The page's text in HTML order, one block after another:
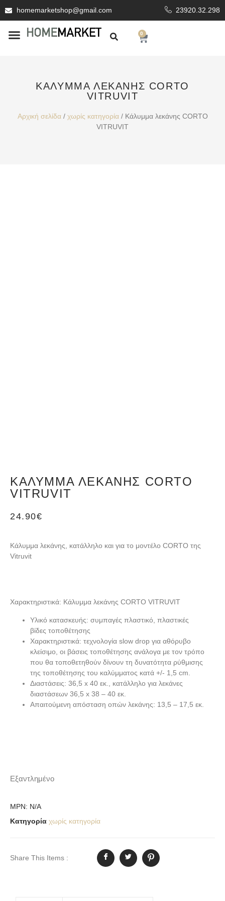
homemarketshop@gmail.com 23920.32.298
0
ΚΆΛΥΜΜΑ ΛΕΚΆΝΗΣ CORTO
VITRUVIT
Αρχική σελίδα/ χωρίς κατηγορία/ Κάλυμμα λεκάνης CORTO
VITRUVIT
ΚΆΛΥΜΜΑ ΛΕΚΆΝΗΣ CORTO
VITRUVIT
24.90€
Κάλυμμα λεκάνης, κατάλληλο και για το μοντέλο CORTO της
Vitruvit
Χαρακτηριστικά: Κάλυμμα λεκάνης CORTO VITRUVIT
Υλικό κατασκευής: συμπαγές πλαστικό, πλαστικές
βίδες τοποθέτησης
Χαρακτηριστικά: τεχνολογία slow drop για αθόρυβο
κλείσιμο, οι βάσεις τοποθέτησης ανάλογα με τον τρόπο
που θα τοποθετηθούν δίνουν τη δυνατότητα ρύθμισης
της τοποθέτησης του καλύμματος κατά +/- 1,5 cm.
Διαστάσεις: 36,5 x 40 εκ., κατάλληλο για λεκάνες
διαστάσεων 36,5 x 38 – 40 εκ.
Απαιτούμενη απόσταση οπών λεκάνης: 13,5 – 17,5 εκ.
Εξαντλημένο
MPN: N/A
Κατηγορία χωρίς κατηγορία
Share This Items :